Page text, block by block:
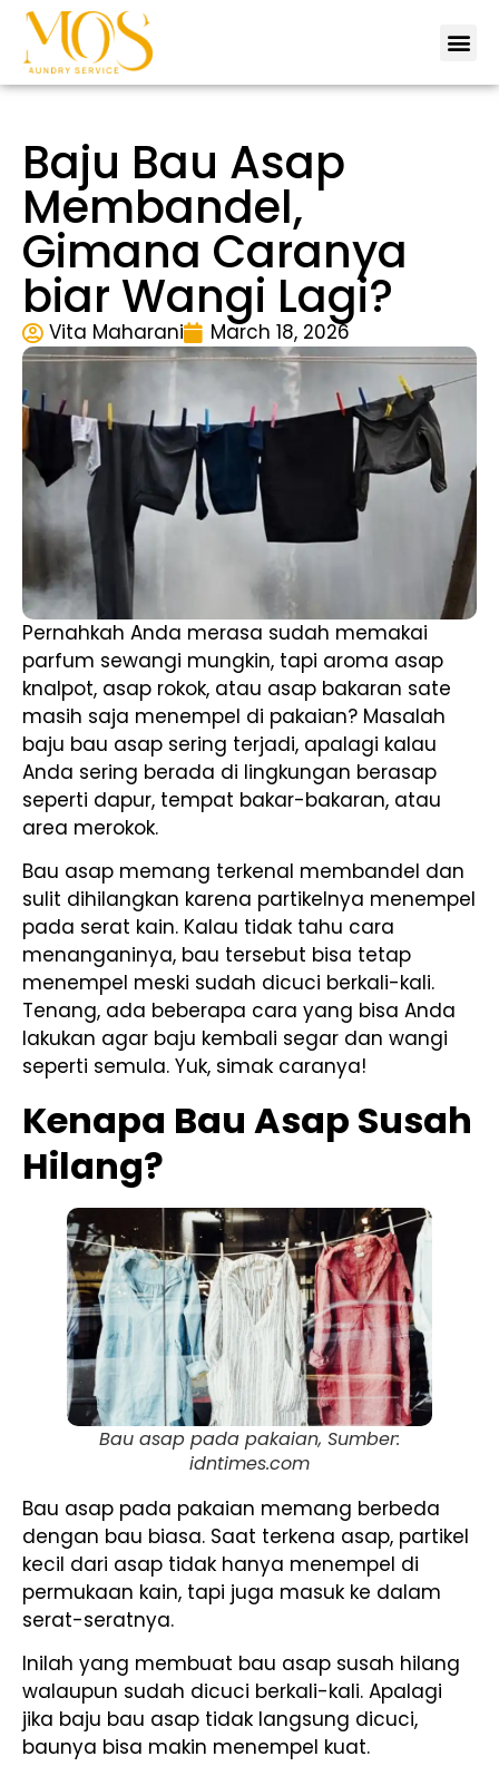
Baju Bau Asap
Membandel,
Gimana Caranya
biar Wangi Lagi?
Vita Maharani March 18, 2026
Pernahkah Anda merasa sudah memakai
parfum sewangi mungkin, tapi aroma asap
knalpot, asap rokok, atau asap bakaran sate
masih saja menempel di pakaian? Masalah
baju bau asap sering terjadi, apalagi kalau
Anda sering berada di lingkungan berasap
seperti dapur, tempat bakar-bakaran, atau
area merokok.
Bau asap memang terkenal membandel dan
sulit dihilangkan karena partikelnya menempel
pada serat kain. Kalau tidak tahu cara
menanganinya, bau tersebut bisa tetap
menempel meski sudah dicuci berkali-kali.
Tenang, ada beberapa cara yang bisa Anda
lakukan agar baju kembali segar dan wangi
seperti semula. Yuk, simak caranya!
Kenapa Bau Asap Susah
Hilang?
Bau asap pada pakaian, Sumber:
idntimes.com
Bau asap pada pakaian memang berbeda
dengan bau biasa. Saat terkena asap, partikel
kecil dari asap tidak hanya menempel di
permukaan kain, tapi juga masuk ke dalam
serat-seratnya.
Inilah yang membuat bau asap susah hilang
walaupun sudah dicuci berkali-kali. Apalagi
jika baju bau asap tidak langsung dicuci,
baunya bisa makin menempel kuat.